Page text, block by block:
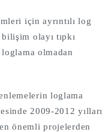
için ayrıntılı log
olayı tıpkı
olmadan
loglama
2009-2012 yılları
önemli projelerden